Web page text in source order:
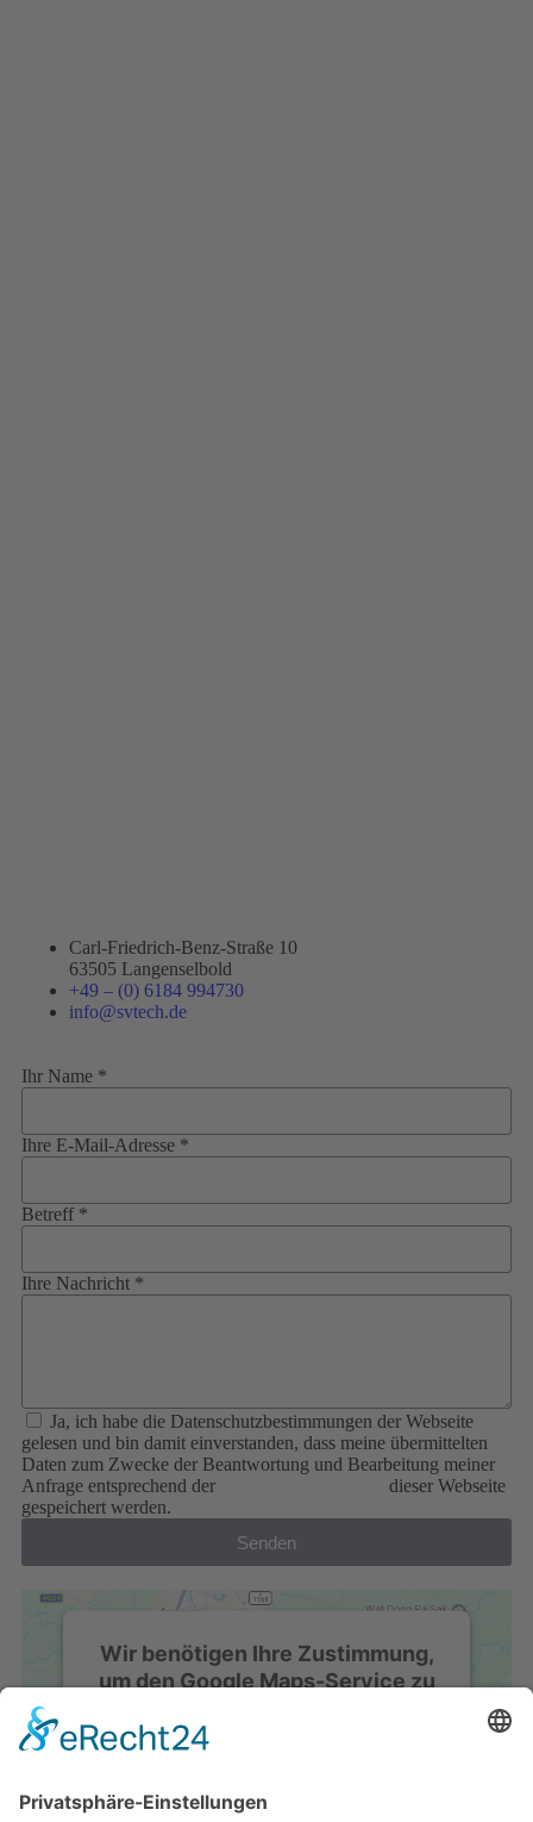
Carl-Friedrich-Benz-Straße 10
63505 Langenselbold
+49 – (0) 6184 994730
info@svtech.de
Ihr Name *
Ihre E-Mail-Adresse *
Betreff *
Ihre Nachricht *
Ja, ich habe die Datenschutzbestimmungen der Webseite
gelesen und bin damit einverstanden, dass meine übermittelten
Daten zum Zwecke der Beantwortung und Bearbeitung meiner
Anfrage entsprechend der
dieser Webseite
gespeichert werden.
Senden
Wir benötigen Ihre Zustimmung,
um den Google Maps-Service zu
Drittanbieters, um Karteninhalte einzubetten.
Dieser Service kann Daten zu Ihren